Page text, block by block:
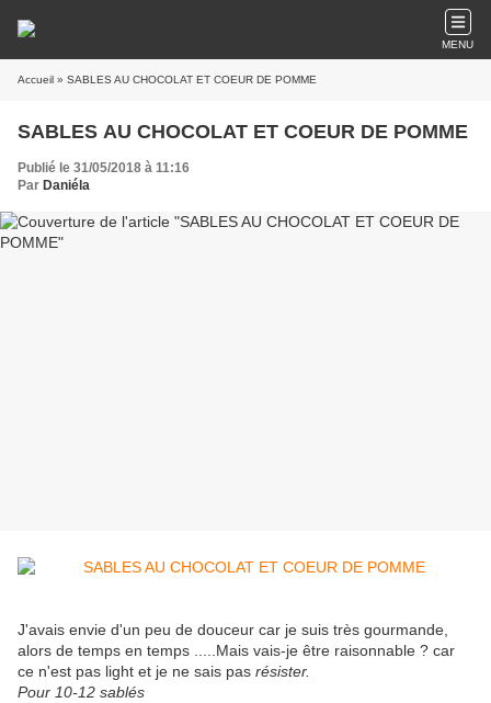
MENU
Accueil » SABLES AU CHOCOLAT ET COEUR DE POMME
SABLES AU CHOCOLAT ET COEUR DE POMME
Publié le 31/05/2018 à 11:16
Par Daniéla
J'avais envie d'un peu de douceur car je suis très gourmande,
alors de temps en temps .....Mais vais-je être raisonnable ? car
ce n'est pas light et je ne sais pas résister.
Pour 10-12 sablés